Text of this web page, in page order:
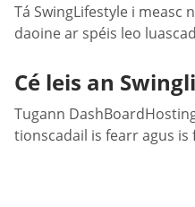
Tá SwingLifestyle i measc
daoine ar spéis leo
Cé leis an
Tugann
tionscadail is fearr agus